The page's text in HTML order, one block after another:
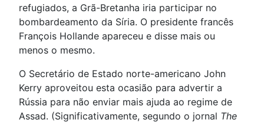
refugiados, a Grã-Bretanha iria participar no
bombardeamento da Síria. O presidente francês
François Hollande apareceu e disse mais ou
menos o mesmo.
O Secretário de Estado norte-americano John
Kerry aproveitou esta ocasião para advertir a
Rússia para não enviar mais ajuda ao regime de
Assad. (Significativamente, segundo o jornal The